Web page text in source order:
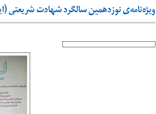
ویژه‌نامه‌ی نوزدهمین سالگرد شهادت شریعتی (ایران